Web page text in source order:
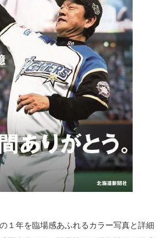
１年を臨場感あふれるカラー写真と詳細